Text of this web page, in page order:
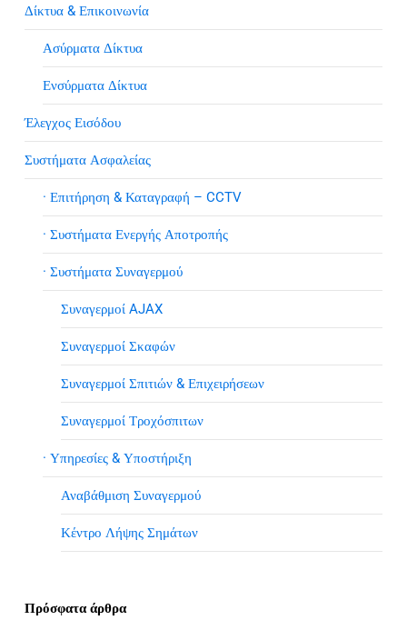
Δίκτυα & Επικοινωνία
Ασύρματα Δίκτυα
Ενσύρματα Δίκτυα
Έλεγχος Εισόδου
Συστήματα Ασφαλείας
· Επιτήρηση & Καταγραφή – CCTV
· Συστήματα Ενεργής Αποτροπής
· Συστήματα Συναγερμού
Συναγερμοί AJAX
Συναγερμοί Σκαφών
Συναγερμοί Σπιτιών & Επιχειρήσεων
Συναγερμοί Τροχόσπιτων
· Υπηρεσίες & Υποστήριξη
Αναβάθμιση Συναγερμού
Κέντρο Λήψης Σημάτων
Πρόσφατα άρθρα